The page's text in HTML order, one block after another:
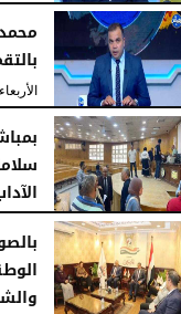
الأربعاء، 5 أغسطس 2026
الأربعاء، 5 أغسطس
الأربعاء، 5 أغسطس 2026